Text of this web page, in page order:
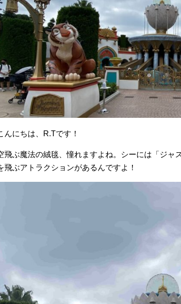
んにちは、R.Tです！
飛ぶ魔法の絨毯、憧れますよね。シーには「ジャ
飛ぶアトラクションがあるんですよ！